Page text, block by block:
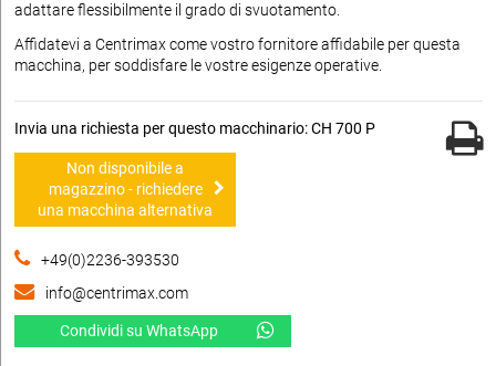
adattare flessibilmente il grado di svuotamento.
Affidatevi a Centrimax come vostro fornitore affidabile per questa
macchina, per soddisfare le vostre esigenze operative.
Invia una richiesta per questo macchinario: CH 700 P
Non disponibile a
magazzino - richiedere
una macchina alternativa
+49(0)2236-393530
info@centrimax.com
Condividi su WhatsApp